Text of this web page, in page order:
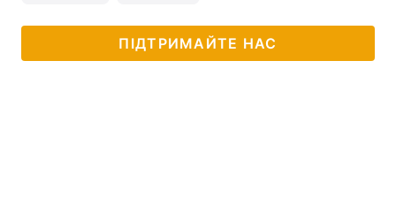
ПІДТРИМАЙТЕ НАС